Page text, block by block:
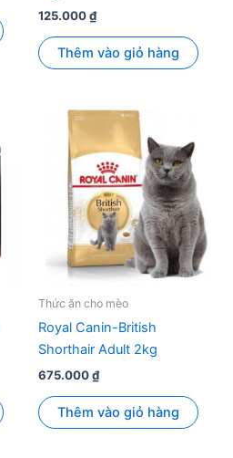
125.000₫
Thêm vào giỏ hàng
Thức ăn cho mèo
Royal Canin-British
Shorthair Adult 2kg
675.000₫
Thêm vào giỏ hàng